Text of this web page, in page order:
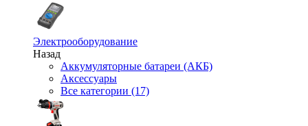
Электрооборудование
Назад
Аккумуляторные батареи (АКБ)
Аксессуары
Все категории (17)